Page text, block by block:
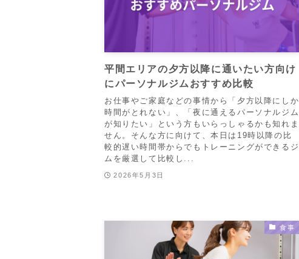
平間エリアの夕方以降に通いたい方向け
にパーソナルジムおすすめ比較
お仕事やご家庭などの事情から「夕方以降にしか
時間がとれない」、「夜に通えるパーソナルジム
が知りたい」という方もいらっしゃるかも知れま
せん。そんな方に向けて、本日は19時以降の比
較的遅い時間帯からでもトレーニングができるジ
ムを厳選して比較し...
2026年5月3日
食事